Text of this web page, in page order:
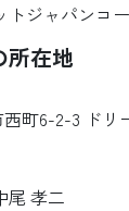
トジャパンコ
所在地
町6-2-3 ドリ
尾 孝二